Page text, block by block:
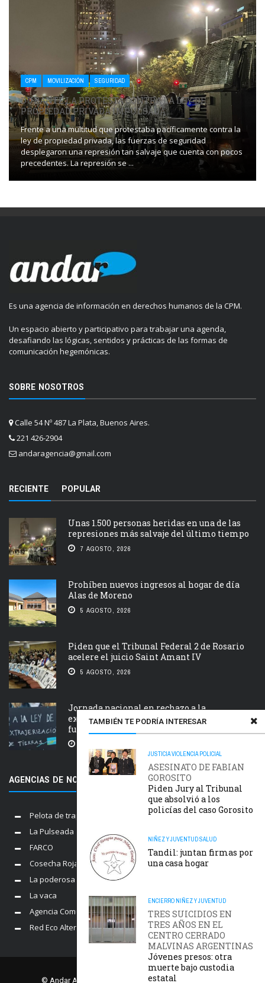
TAMBIÉN TE PODRÍA INTERESAR
JUSTICIAVIOLENCIA POLICIAL
ASESINATO DE FABIAN
GOROSITO
Piden Jury al Tribunal
que absolvió a los
policías del caso Gorosito
NIÑEZ Y JUVENTUDSALUD
Tandil: juntan firmas por
una casa hogar
ENCIERRO NIÑEZ Y JUVENTUD
TRES SUICIDIOS EN
TRES AÑOS EN EL
CENTRO CERRADO
MALVINAS ARGENTINAS
Jóvenes presos: otra
muerte bajo custodia
estatal
CPM MOVILIZACIÓN SEGURIDAD
DURANTE LA PROTESTA CONTRA LA LEY DE
PROPIEDAD PRIVADA IMPULSADA ...
Frente a una multitud que protestaba pacíficamente contra la
ley de propiedad privada, las fuerzas de seguridad
desplegaron una represión tan salvaje que cuenta con pocos
precedentes. La represión se ...
Es una agencia de información en derechos humanos de la CPM.
Un espacio abierto y participativo para trabajar una agenda,
desafiando las lógicas, sentidos y prácticas de las formas de
comunicación hegemónicas.
SOBRE NOSOTROS
Calle 54 Nº 487 La Plata, Buenos Aires.
221 426-2904
andaragencia@gmail.com
RECIENTE POPULAR
Unas 1.500 personas heridas en una de las
represiones más salvaje del último tiempo
7 AGOSTO, 2026
Prohíben nuevos ingresos al hogar de día
Alas de Moreno
5 AGOSTO, 2026
Piden que el Tribunal Federal 2 de Rosario
acelere el juicio Saint Amant IV
5 AGOSTO, 2026
Jornada nacional en rechazo a la
extranjerización de tierras, manejo del
fuego y desalojos
AGENCIAS DE NOTICIAS AMIGAS
Pelota de trapo
La Pulseada
FARCO
Cosecha Roja
La poderosa
La vaca
Agencia Comunica
Red Eco Alternativo
© Andar Agencia. Comisión Provincial por la Memoria